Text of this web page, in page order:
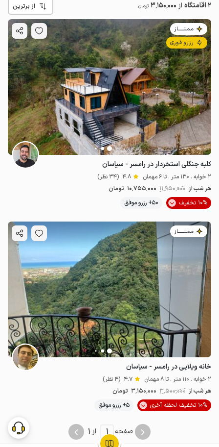
3.15میلیون ت 4.7
2 اقامتگاه از 3٬150٬000 تومان از برترین
مـمـتــــــاز
رزرو فوری
کلبه جنگلی استخردار در رامسر - سیاسان
2 خوابه . 130 متر . تا 6 مهمان 4.8 (34 نظر)
هر شب از 11٬950٬000 10٬755٬000 تومان
10% تخفیف
50+ رزرو موفق
مـمـتــــــاز
خانه ویلایی در رامسر - سیاسان
2 خوابه . 110 متر . تا 8 مهمان 4.7 (4 نظر)
هر شب از 3٬500٬000 3٬150٬000 تومان
10% تخفیف لحظه آخری
5+ رزرو موفق
صفحه 1 از 1